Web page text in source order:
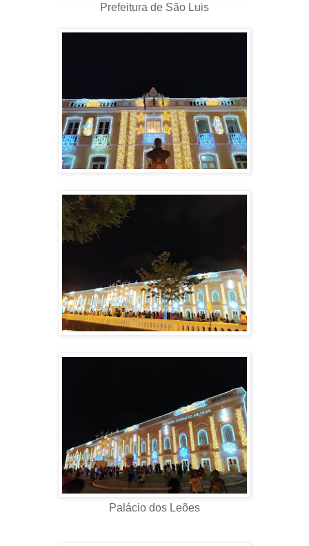
Prefeitura de São Luis
Palácio dos Leões